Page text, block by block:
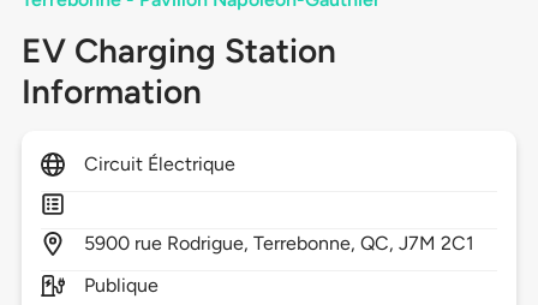
EV Charging Station
Information
Circuit Électrique
5900 rue Rodrigue,Terrebonne,QC,J7M 2C1
Publique